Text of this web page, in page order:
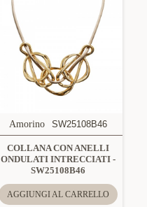
Amorino SW25108B46
COLLANA CON ANELLI
ONDULATI INTRECCIATI -
SW25108B46
AGGIUNGI AL CARRELLO